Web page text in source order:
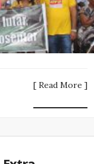
[ Read More ]